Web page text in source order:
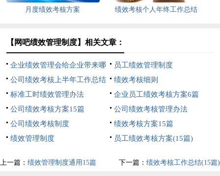
月度绩效考核方案 绩效考核个人年终工作总结
【网吧绩效管理制度】相关文章：
企业绩效管理会给企业带来哪
些优势
员工绩效管理制度
公司绩效考核上半年工作总结
绩效考核细则
标准工时绩效管理办法
企业员工绩效考核方案6篇
公司绩效考核方案15篇
公司绩效考核管理办法
公司绩效考核制度
绩效考核方案15篇
绩效管理制度
员工绩效考核方案(15篇)
上一篇： 绩效管理制度通用15篇 下一篇： 绩效考核工作总结(15篇)